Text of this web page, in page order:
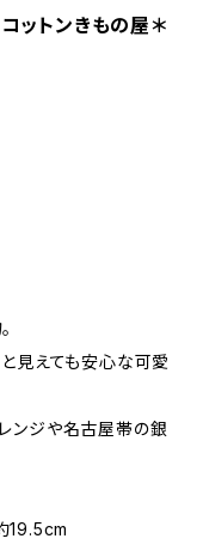
ットンきもの屋＊
見えても安心な可愛
ンジや名古屋帯の銀
19.5cm